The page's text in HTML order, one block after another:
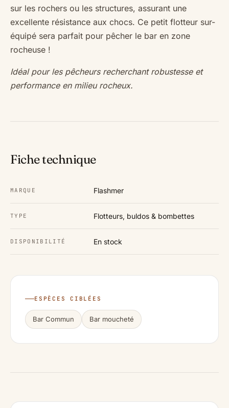
sur les rochers ou les structures, assurant une
excellente résistance aux chocs. Ce petit flotteur sur-
équipé sera parfait pour pêcher le bar en zone
rocheuse !
Idéal pour les pêcheurs recherchant robustesse et
performance en milieu rocheux.
Fiche technique
MARQUE Flashmer
TYPE Flotteurs, buldos & bombettes
DISPONIBILITÉ En stock
ESPÈCES CIBLÉES
Bar Commun Bar moucheté